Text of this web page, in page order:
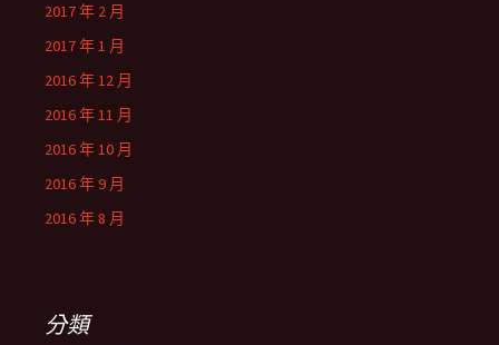
2017 年 2 月
2017 年 1 月
2016 年 12 月
2016 年 11 月
2016 年 10 月
2016 年 9 月
2016 年 8 月
分類